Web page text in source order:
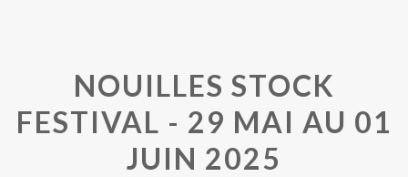
NOUILLES STOCK
FESTIVAL - 29 MAI AU 01
JUIN 2025